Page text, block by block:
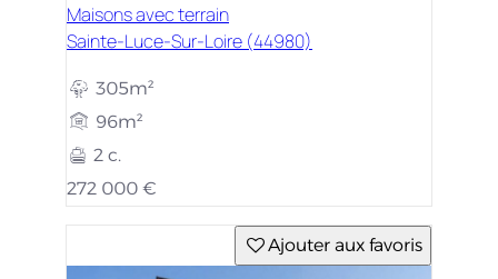
Maisons avec terrain
Sainte-Luce-Sur-Loire (44980)
305m²
96m²
2 c.
272 000 €
Ajouter aux favoris